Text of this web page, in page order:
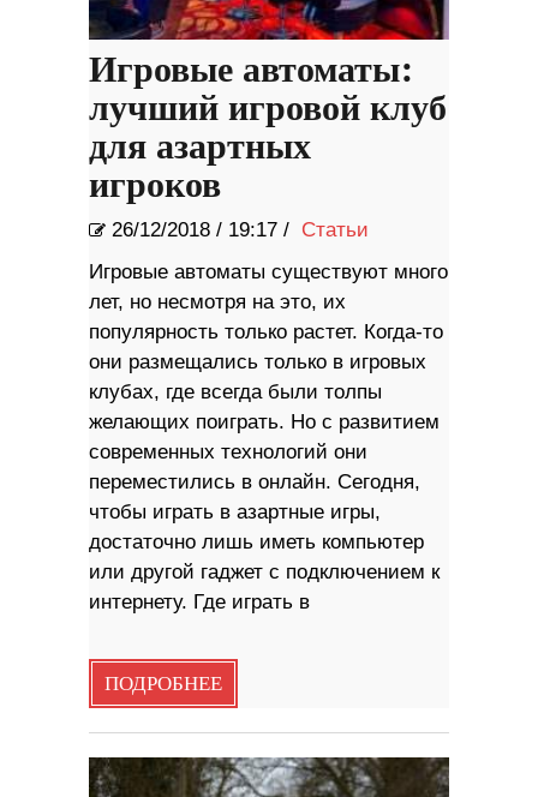
Игровые автоматы:
лучший игровой клуб
для азартных
игроков
26/12/2018 / 19:17 / Статьи
Игровые автоматы существуют много
лет, но несмотря на это, их
популярность только растет. Когда-то
они размещались только в игровых
клубах, где всегда были толпы
желающих поиграть. Но с развитием
современных технологий они
переместились в онлайн. Сегодня,
чтобы играть в азартные игры,
достаточно лишь иметь компьютер
или другой гаджет с подключением к
интернету. Где играть в
ПОДРОБНЕЕ